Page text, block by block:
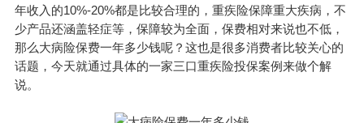
年收入的10%-20%都是比较合理的，重疾险保障重大疾病，不
少产品还涵盖轻症等，保障较为全面，保费相对来说也不低，
那么大病险保费一年多少钱呢？这也是很多消费者比较关心的
话题，今天就通过具体的一家三口重疾险投保案例来做个解
说。